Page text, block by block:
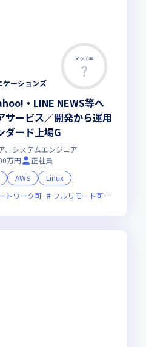
マッチ率
ケーションズ
・LINE NEWS等へ
サービス／開発から運用
ダード上場G
、システムエンジニア
万円
正社員
AWS
Linux
トワーク可 フルリモート可